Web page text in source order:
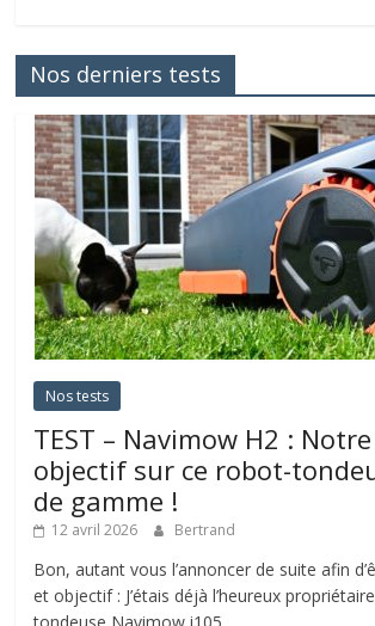
Nos derniers tests
Nos tests
TEST – Navimow H2 :
objectif sur ce robot-
de gamme !
12 avril 2026 Bertrand
Bon, autant vous l’annoncer de suite afin
et objectif : J’étais déjà l’heureux